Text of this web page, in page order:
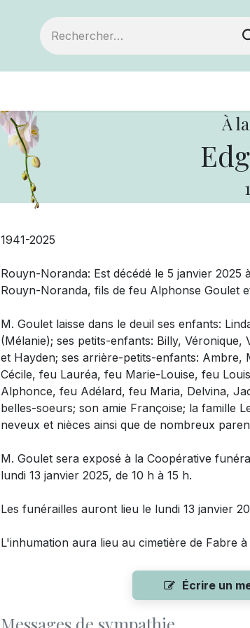
À
1941-2025
Rouyn-Noranda: Est décédé le 5 janvier 2025
Rouyn-Noranda, fils de feu Alphonse Goulet
M. Goulet laisse dans le deuil ses enfants:
(Mélanie); ses petits-enfants: Billy,
et Hayden; ses arrière-petits-enfants: Ambre,
Cécile, feu Lauréa, feu Marie-Louise, feu
Alphonce, feu Adélard, feu Maria, Delvina,
belles-soeurs; son amie Françoise; la famille
neveux et nièces ainsi que de nombreux
M. Goulet sera exposé à la Coopérative
lundi 13 janvier 2025, de 10 h à 15 h.
Les funérailles auront lieu le lundi 13 janvier
L'inhumation aura lieu au cimetière de Fabre
Écrire un